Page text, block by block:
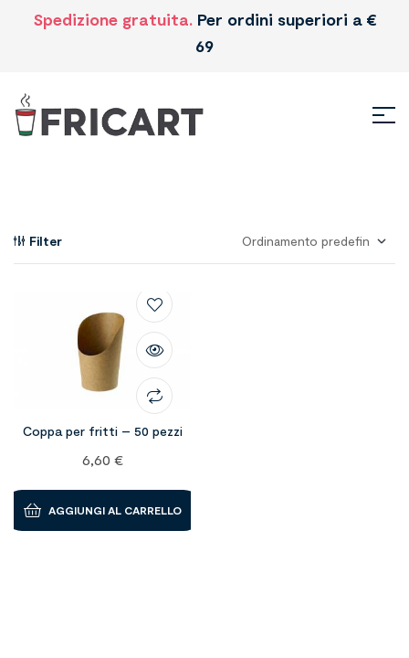
Spedizione gratuita. Per ordini superiori a €
69
Filter
Coppa per fritti – 50 pezzi
6,60 €
AGGIUNGI AL CARRELLO